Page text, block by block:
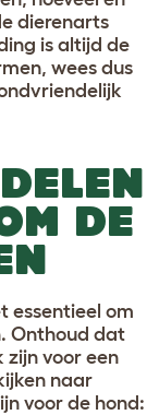
dierenarts
is altijd de
wees dus
DE
essentieel om
Onthoud dat
voor een
naar
voor de hond: